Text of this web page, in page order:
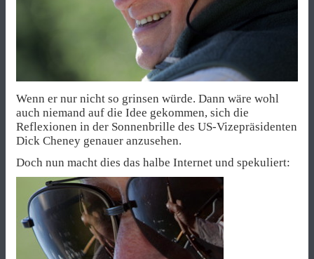
Wenn er nur nicht so grinsen würde. Dann wäre wohl
auch niemand auf die Idee gekommen, sich die
Reflexionen in der Sonnenbrille des US-Vizepräsidenten
Dick Cheney genauer anzusehen.
Doch nun macht dies das halbe Internet und spekuliert: